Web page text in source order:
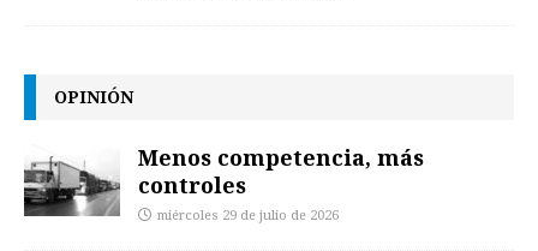
OPINIÓN
Menos competencia, más
controles
miércoles 29 de julio de 2026